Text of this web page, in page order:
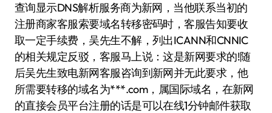
查询显示DNS解析服务商为新网，当他联系当初的
注册商家客服索要域名转移密码时，客服告知要收
取一定手续费，吴先生不解，列出ICANN和CNNIC
的相关规定反驳，客服马上说：这是新网要求的!随
后吴先生致电新网客服咨询到新网并无此要求，他
所需要转移的域名为***.com，属国际域名，在新网
的直接会员平台注册的话是可以在线1分钟邮件获取